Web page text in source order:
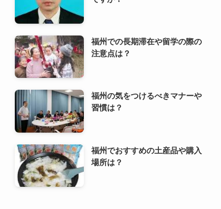
福州での長期滞在や留学の際の
注意点は？
福州の気をつけるべきマナーや
習慣は？
福州でおすすめの土産品や購入
場所は？